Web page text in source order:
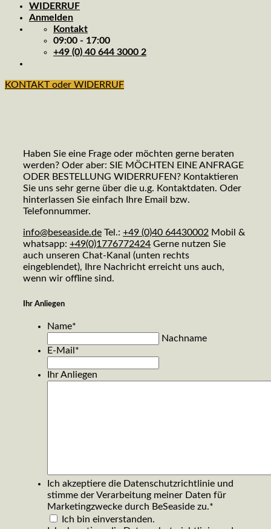
WIDERRUF
Anmelden
Kontakt
09:00 - 17:00
+49 (0) 40 644 3000 2
KONTAKT oder WIDERRUF
Haben Sie eine Frage oder möchten gerne beraten
werden? Oder aber: SIE MÖCHTEN EINE ANFRAGE
ODER BESTELLUNG WIDERRUFEN? Kontaktieren
Sie uns sehr gerne über die u.g. Kontaktdaten. Oder
hinterlassen Sie einfach Ihre Email bzw.
Telefonnummer.
info@beseaside.de Tel.: +49 (0)40 64430002 Mobil &
whatsapp: +49(0)1776772424 Gerne nutzen Sie
auch unseren Chat-Kanal (unten rechts
eingeblendet), Ihre Nachricht erreicht uns auch,
wenn wir offline sind.
Ihr Anliegen
Name*
Nachname
E-Mail *
Ihr Anliegen
Ich akzeptiere die Datenschutzrichtlinie und
stimme der Verarbeitung meiner Daten für
Marketingzwecke durch BeSeaside zu.*
Ich bin einverstanden.